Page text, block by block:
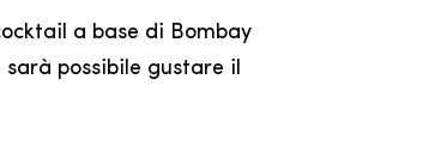
a base di Bombay
possibile gustare il